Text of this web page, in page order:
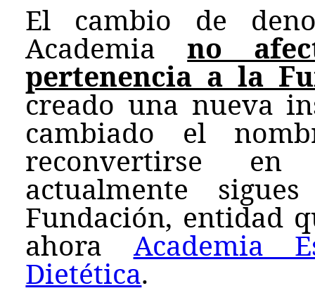
El cambio de
Academiano
pertenencia a la
creado una nueva
cambiado el
reconvertirse
actualmente
Fundación, entidad
ahora Academia
Dietética.